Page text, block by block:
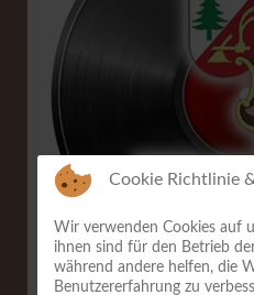
Cookie Richtlinie
Wir verwenden Cookies auf
ihnen sind für den Betrieb
während andere helfen, die
Benutzererfahrung zu